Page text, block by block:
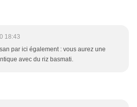
18:43
par ici également : vous aurez une
avec du riz basmati.